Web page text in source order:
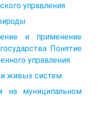
управления
и применение
Понятие
управления
живых систем
на муниципальном